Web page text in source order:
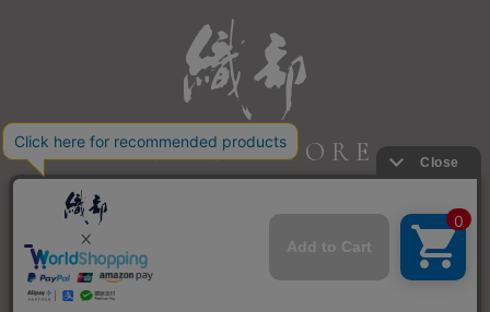
ONLINE STORE
COPYRIGHT © ORIBE ALL RIGHTS RESERVED.